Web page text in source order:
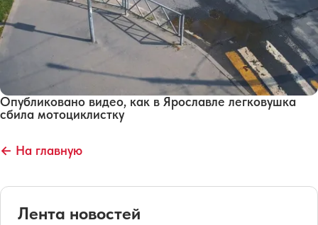
Опубликовано видео, как в Ярославле легковушка
сбила мотоциклистку
← На главную
Лента новостей